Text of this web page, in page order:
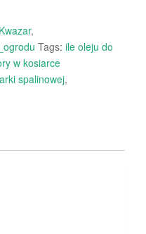
Kwazar,
Tags: ile oleju do
w kosiarce
spalinowej,